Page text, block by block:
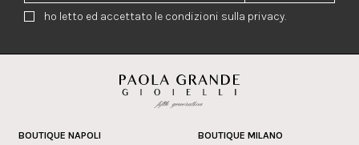
ho letto ed accettato le condizioni sulla privacy.
BOUTIQUE NAPOLI BOUTIQUE MILANO